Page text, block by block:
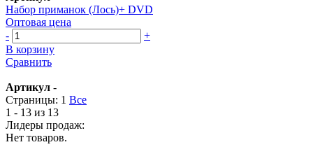
Набор приманок (Лось)+ DVD
Оптовая цена
-
+
В корзину
Сравнить
Артикул -
Страницы: 1 Все
1 - 13 из 13
Лидеры продаж:
Нет товаров.